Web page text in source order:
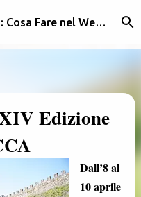
principali Eventi e Sagre Lombardia: Cosa Fare nel Weekend | Weekendidea
Edizione
Dall’8 al
10 aprile